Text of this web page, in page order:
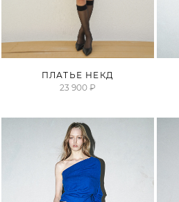
ПЛАТЬЕ НЕКД
23 900 ₽